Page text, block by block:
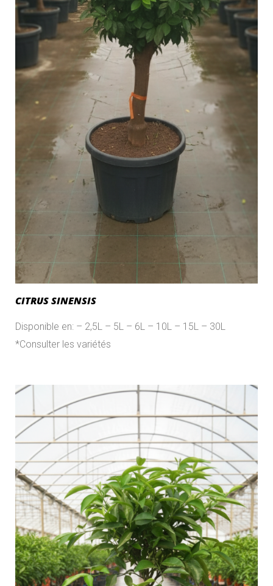
CITRUS SINENSIS
Disponible en: – 2,5L – 5L – 6L – 10L – 15L – 30L
*Consulter les variétés